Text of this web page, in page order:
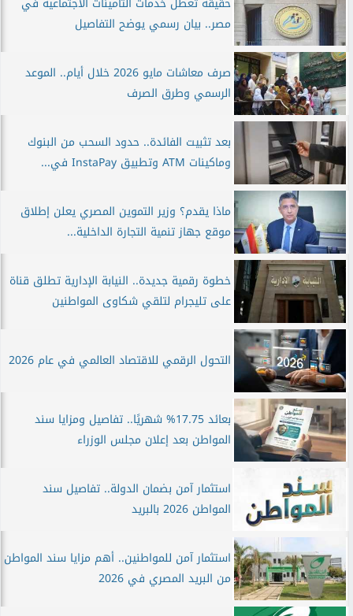
مصر.. بيان رسمي يوضح التفاصيل
صرف معاشات مايو 2026 خلال أيام.. الموعد
الرسمي وطرق الصرف
بعد تثبيت الفائدة.. حدود السحب من البنوك
وماكينات ATM وتطبيق InstaPay في...
ماذا يقدم؟ وزير التموين المصري يعلن إطلاق
موقع جهاز تنمية التجارة الداخلية...
خطوة رقمية جديدة.. النيابة الإدارية تطلق قناة
على تليجرام لتلقي شكاوى المواطنين
التحول الرقمي للاقتصاد العالمي في عام 2026
بعائد 17.75% شهريًا.. تفاصيل ومزايا سند
المواطن بعد إعلان مجلس الوزراء
استثمار آمن بضمان الدولة.. تفاصيل سند
المواطن 2026 بالبريد
استثمار آمن للمواطنين.. أهم مزايا سند المواطن
من البريد المصري في 2026